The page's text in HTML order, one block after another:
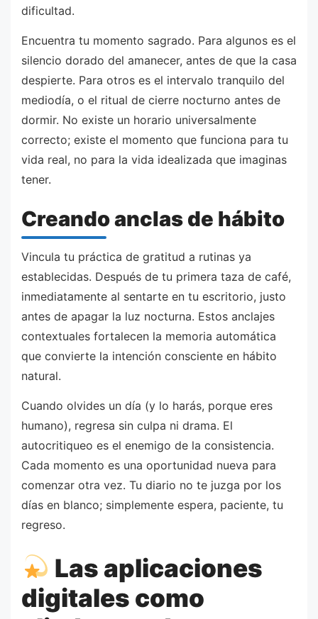
dificultad.
Encuentra tu momento sagrado. Para algunos es el
silencio dorado del amanecer, antes de que la casa
despierte. Para otros es el intervalo tranquilo del
mediodía, o el ritual de cierre nocturno antes de
dormir. No existe un horario universalmente
correcto; existe el momento que funciona para tu
vida real, no para la vida idealizada que imaginas
tener.
Creando anclas de hábito
Vincula tu práctica de gratitud a rutinas ya
establecidas. Después de tu primera taza de café,
inmediatamente al sentarte en tu escritorio, justo
antes de apagar la luz nocturna. Estos anclajes
contextuales fortalecen la memoria automática
que convierte la intención consciente en hábito
natural.
Cuando olvides un día (y lo harás, porque eres
humano), regresa sin culpa ni drama. El
autocritiqueo es el enemigo de la consistencia.
Cada momento es una oportunidad nueva para
comenzar otra vez. Tu diario no te juzga por los
días en blanco; simplemente espera, paciente, tu
regreso.
Las aplicaciones
digitales como